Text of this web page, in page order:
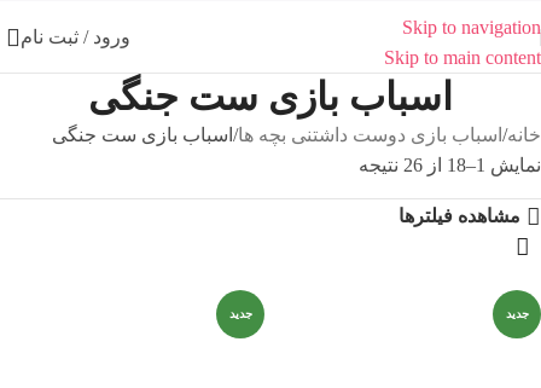
Skip to navigation
Skip to main content
ورود / ثبت نام
اسباب بازی ست جنگی
خانه اسباب بازی دوست داشتنی بچه ها اسباب بازی ست جنگی
نمایش 1–18 از 26 نتیجه
مشاهده فیلترها
جدید جدید